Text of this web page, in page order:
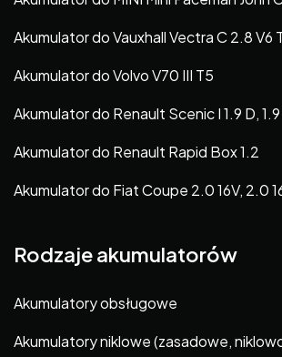
Akumulator do Vauxhall Vectra C 2.8 V6
Akumulator do Volvo V70 III T5
Akumulator do Renault Scenic I 1.9 D,
Akumulator do Renault Rapid Box 1.2
Akumulator do Fiat Coupe 2.0 16V, 2.0
Rodzaje akumulatorów
Akumulatory obsługowe
Akumulatory niklowe (zasadowe,